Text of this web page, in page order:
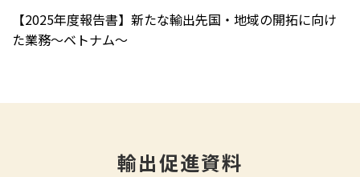
【2025年度報告書】新たな輸出先国・地域の開拓に向け
た業務～ベトナム～
輸出促進資料